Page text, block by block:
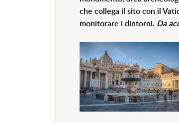
che collega il sito con il
monitorare i dintorni. Da